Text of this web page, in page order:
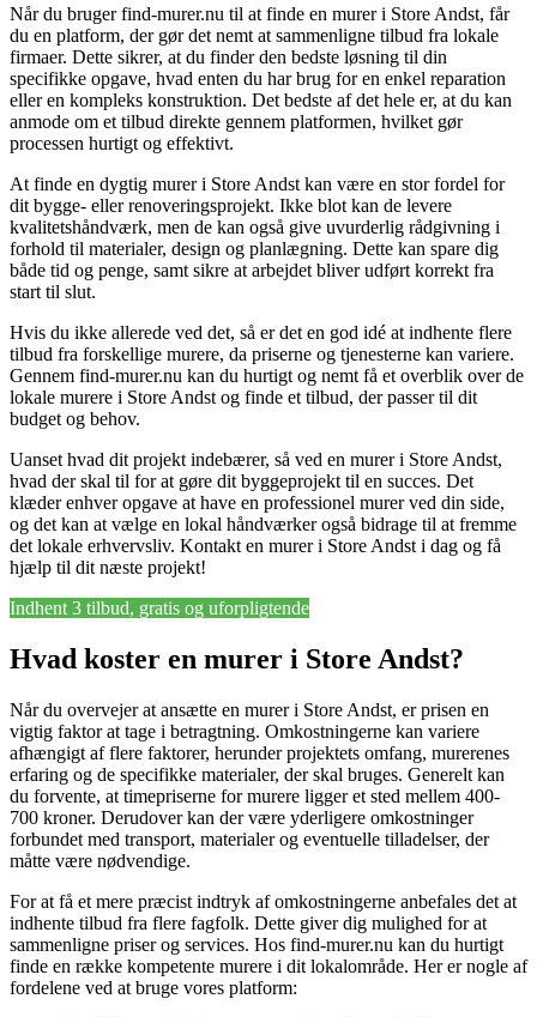
Når du bruger find-murer.nu til at finde en murer i Store Andst, får
du en platform, der gør det nemt at sammenligne tilbud fra lokale
firmaer. Dette sikrer, at du finder den bedste løsning til din
specifikke opgave, hvad enten du har brug for en enkel reparation
eller en kompleks konstruktion. Det bedste af det hele er, at du kan
anmode om et tilbud direkte gennem platformen, hvilket gør
processen hurtigt og effektivt.
At finde en dygtig murer i Store Andst kan være en stor fordel for
dit bygge- eller renoveringsprojekt. Ikke blot kan de levere
kvalitetshåndværk, men de kan også give uvurderlig rådgivning i
forhold til materialer, design og planlægning. Dette kan spare dig
både tid og penge, samt sikre at arbejdet bliver udført korrekt fra
start til slut.
Hvis du ikke allerede ved det, så er det en god idé at indhente flere
tilbud fra forskellige murere, da priserne og tjenesterne kan variere.
Gennem find-murer.nu kan du hurtigt og nemt få et overblik over de
lokale murere i Store Andst og finde et tilbud, der passer til dit
budget og behov.
Uanset hvad dit projekt indebærer, så ved en murer i Store Andst,
hvad der skal til for at gøre dit byggeprojekt til en succes. Det
klæder enhver opgave at have en professionel murer ved din side,
og det kan at vælge en lokal håndværker også bidrage til at fremme
det lokale erhvervsliv. Kontakt en murer i Store Andst i dag og få
hjælp til dit næste projekt!
Indhent 3 tilbud, gratis og uforpligtende
Hvad koster en murer i Store Andst?
Når du overvejer at ansætte en murer i Store Andst, er prisen en
vigtig faktor at tage i betragtning. Omkostningerne kan variere
afhængigt af flere faktorer, herunder projektets omfang, murerenes
erfaring og de specifikke materialer, der skal bruges. Generelt kan
du forvente, at timepriserne for murere ligger et sted mellem 400-
700 kroner. Derudover kan der være yderligere omkostninger
forbundet med transport, materialer og eventuelle tilladelser, der
måtte være nødvendige.
For at få et mere præcist indtryk af omkostningerne anbefales det at
indhente tilbud fra flere fagfolk. Dette giver dig mulighed for at
sammenligne priser og services. Hos find-murer.nu kan du hurtigt
finde en række kompetente murere i dit lokalområde. Her er nogle af
fordelene ved at bruge vores platform: